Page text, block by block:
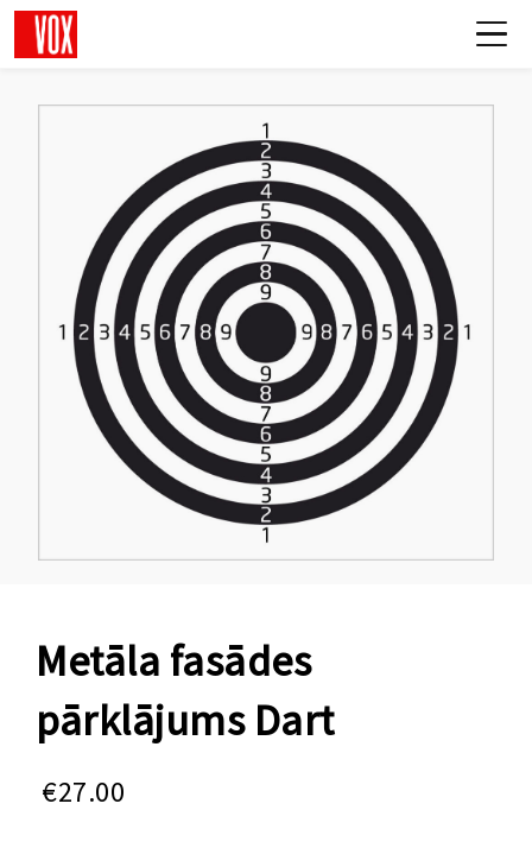
Metāla fasādes
pārklājums Dart
€27.00